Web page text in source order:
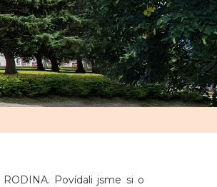
Povídali jsme si o